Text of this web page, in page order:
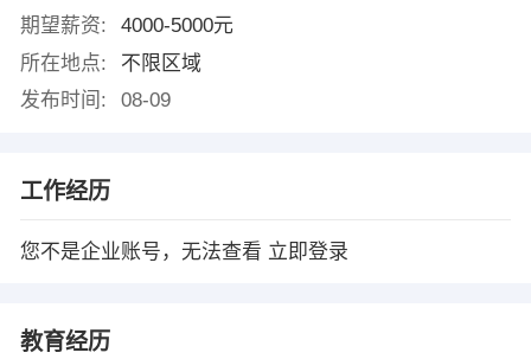
期望薪资:
4000-5000元
所在地点:
不限区域
发布时间:
08-09
工作经历
您不是企业账号，无法查看 立即登录
教育经历